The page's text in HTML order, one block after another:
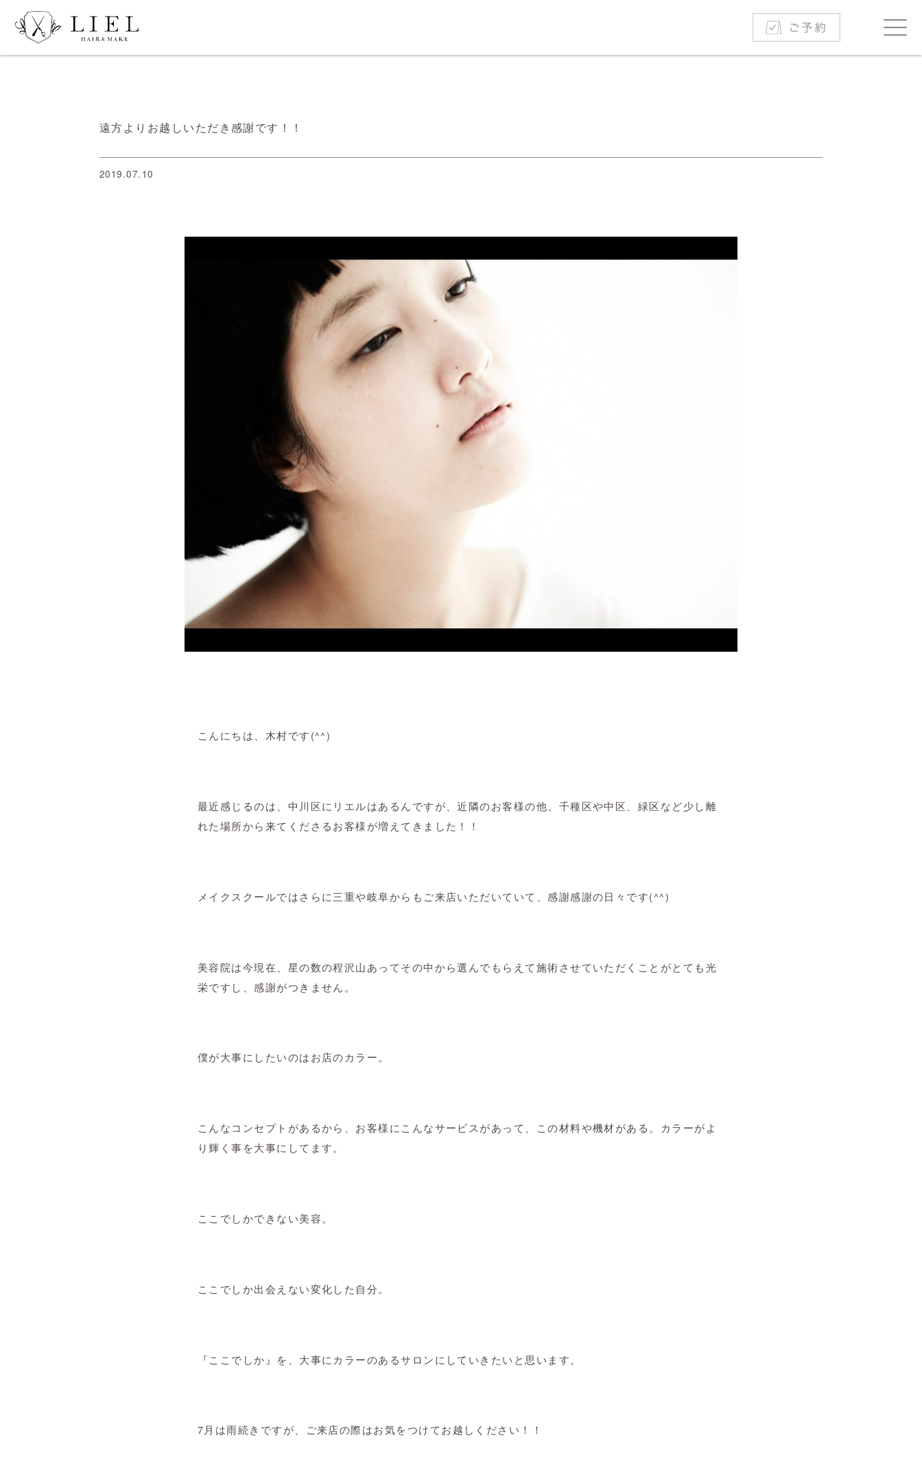
遠方よりお越しいただき感謝です！！
2019.07.10
こんにちは、木村です(^^)
最近感じるのは、中川区にリエルはあるんですが、近隣のお客様の他、千種区や中区、緑区など少し離
れた場所から来てくださるお客様が増えてきました！！
メイクスクールではさらに三重や岐阜からもご来店いただいていて、感謝感謝の日々です(^^)
美容院は今現在、星の数の程沢山あってその中から選んでもらえて施術させていただくことがとても光
栄ですし、感謝がつきません。
僕が大事にしたいのはお店のカラー。
こんなコンセプトがあるから、お客様にこんなサービスがあって、この材料や機材がある。カラーがよ
り輝く事を大事にしてます。
ここでしかできない美容。
ここでしか出会えない変化した自分。
『ここでしか』を、大事にカラーのあるサロンにしていきたいと思います。
7月は雨続きですが、ご来店の際はお気をつけてお越しください！！